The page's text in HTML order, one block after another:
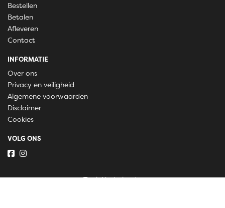
Bestellen
Betalen
Afleveren
Contact
INFORMATIE
Over ons
Privacy en veiligheid
Algemene voorwaarden
Disclaimer
Cookies
VOLG ONS
Taal